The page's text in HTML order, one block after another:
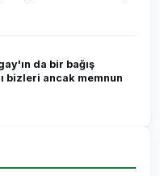
da bir bağış
bizleri ancak memnun